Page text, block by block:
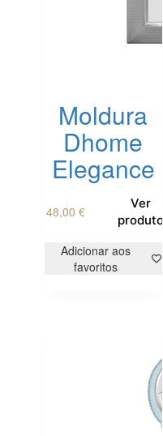
Moldura
Dhome
Elegance
48,00€
Ver
produto
Adicionar aos
favoritos